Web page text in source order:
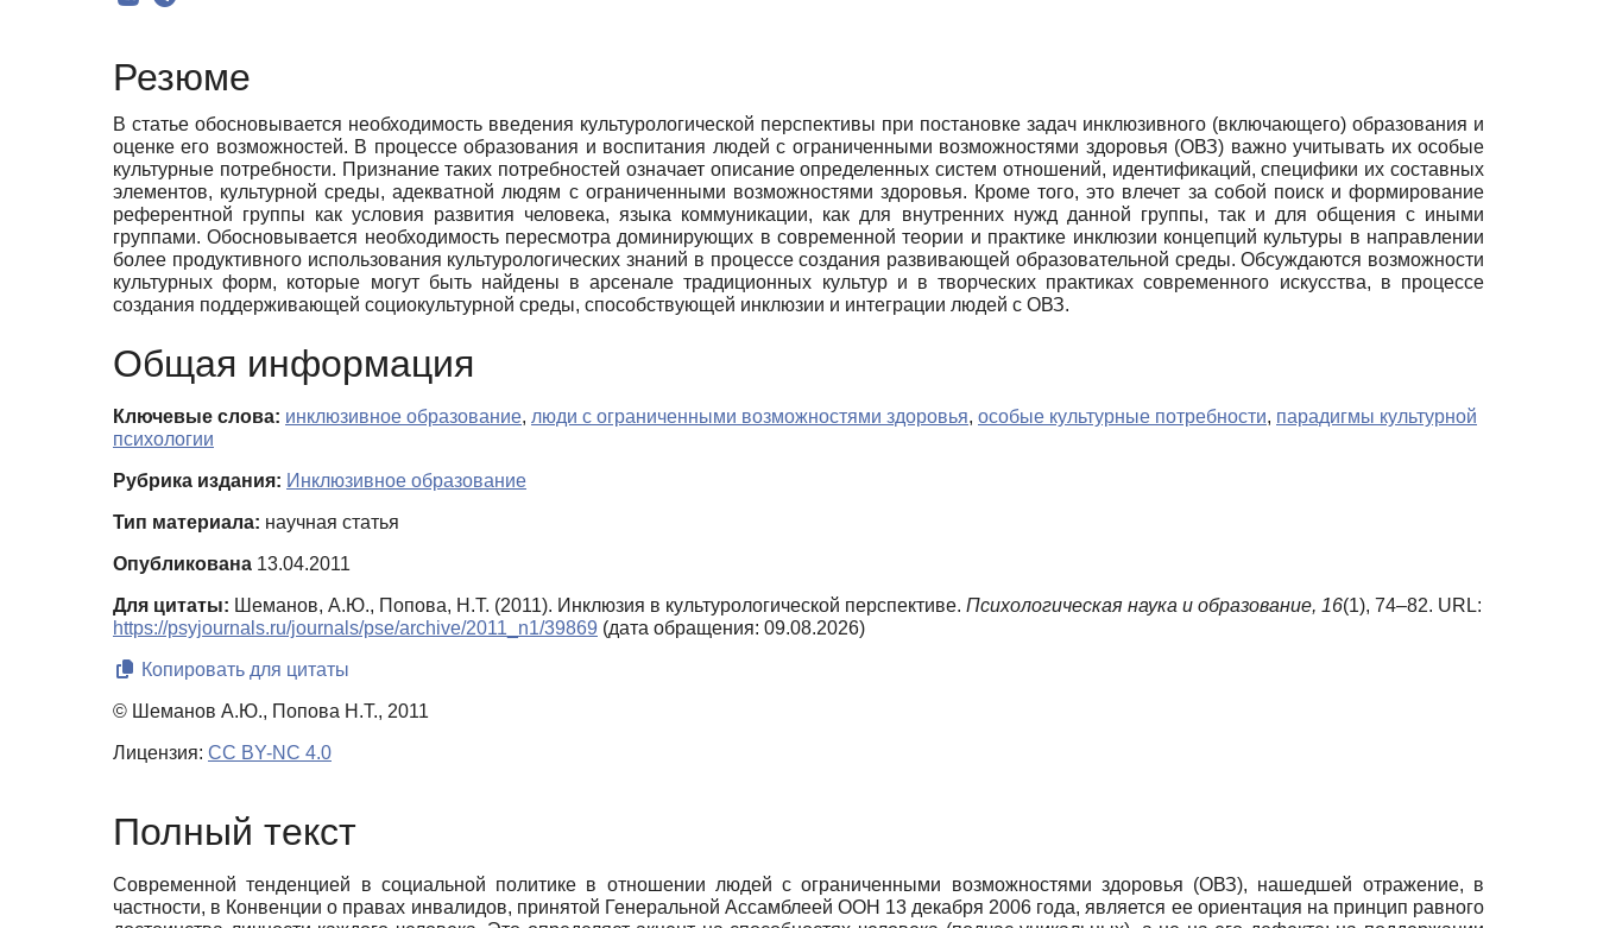
Резюме
В статье обосновывается необходимость введения культурологической перспективы при постановке задач инклюзивного (включающего) образования и
оценке его возможностей. В процессе образования и воспитания людей с ограниченными возможностями здоровья (ОВЗ) важно учитывать их особые
культурные потребности. Признание таких потребностей означает описание определенных систем отношений, идентификаций, специфики их составных
элементов, культурной среды, адекватной людям с ограниченными возможностями здоровья. Кроме того, это влечет за собой поиск и формирование
референтной группы как условия развития человека, языка коммуникации, как для внутренних нужд данной группы, так и для общения с иными
группами. Обосновывается необходимость пересмотра доминирующих в современной теории и практике инклюзии концепций культуры в направлении
более продуктивного использования культурологических знаний в процессе создания развивающей образовательной среды. Обсуждаются возможности
культурных форм, которые могут быть найдены в арсенале традиционных культур и в творческих практиках современного искусства, в процессе
создания поддерживающей социокультурной среды, способствующей инклюзии и интеграции людей с ОВЗ.
Общая информация
Ключевые слова: инклюзивное образование, люди с ограниченными возможностями здоровья, особые культурные потребности, парадигмы культурной
психологии
Рубрика издания: Инклюзивное образование
Тип материала: научная статья
Опубликована 13.04.2011
Для цитаты: Шеманов, А.Ю., Попова, Н.Т. (2011). Инклюзия в культурологической перспективе. Психологическая наука и образование, 16(1), 74–82. URL:
https://psyjournals.ru/journals/pse/archive/2011_n1/39869 (дата обращения: 09.08.2026)
Копировать для цитаты
© Шеманов А.Ю., Попова Н.Т., 2011
Лицензия: CC BY-NC 4.0
Полный текст
Современной тенденцией в социальной политике в отношении людей с ограниченными возможностями здоровья (ОВЗ), нашедшей отражение, в
частности, в Конвенции о правах инвалидов, принятой Генеральной Ассамблеей ООН 13 декабря 2006 года, является ее ориентация на принцип равного